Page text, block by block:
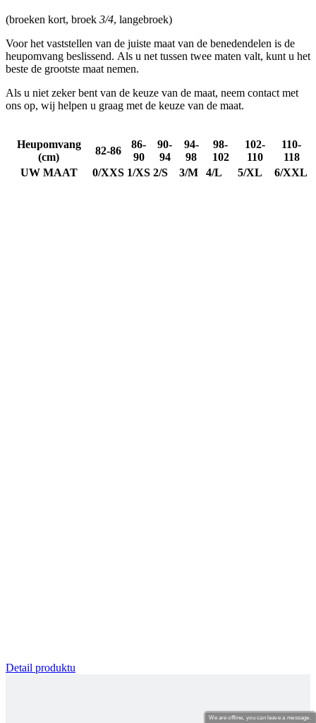
(broeken kort, broek 3/4, langebroek)
Voor het vaststellen van de juiste maat van de benedendelen is de
heupomvang beslissend. Als u net tussen twee maten valt, kunt u het
beste de grootste maat nemen.
Als u niet zeker bent van de keuze van de maat, neem contact met
ons op, wij helpen u graag met de keuze van de maat.
Heupomvang
(cm)
82-86
86-
90
90-
94
94-
98
98-
102
102-
110
110-
118
UW MAAT
0/XXS 1/XS 2/S 3/M 4/L 5/XL 6/XXL
Detail produktu
We are offline, you can leave a message.